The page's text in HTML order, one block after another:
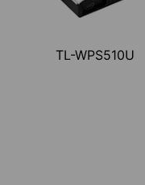
TL-WPS510U